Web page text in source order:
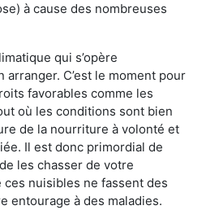
à cause des nombreuses
qui s’opère
C’est le moment pour
favorables comme les
où les conditions sont bien
de la nourriture à volonté et
Il est donc primordial de
les chasser de votre
nuisibles ne fassent des
entourage à des maladies.